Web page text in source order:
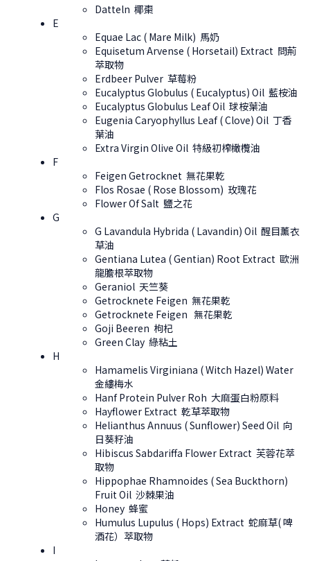
Datteln 椰棗
E
Equae Lac ( Mare Milk) 馬奶
Equisetum Arvense ( Horsetail) Extract 問荊
萃取物
Erdbeer Pulver 草莓粉
Eucalyptus Globulus ( Eucalyptus) Oil 藍桉油
Eucalyptus Globulus Leaf Oil 球桉葉油
Eugenia Caryophyllus Leaf ( Clove) Oil 丁香
葉油
Extra Virgin Olive Oil 特級初榨橄欖油
F
Feigen Getrocknet 無花果乾
Flos Rosae ( Rose Blossom) 玫瑰花
Flower Of Salt 鹽之花
G
G Lavandula Hybrida ( Lavandin) Oil 醒目薰衣
草油
Gentiana Lutea ( Gentian) Root Extract 歐洲
龍膽根萃取物
Geraniol 天竺葵
Getrocknete Feigen 無花果乾
Getrocknete Feigen 無花果乾
Goji Beeren 枸杞
Green Clay 綠粘土
H
Hamamelis Virginiana ( Witch Hazel) Water
金縷梅水
Hanf Protein Pulver Roh 大麻蛋白粉原料
Hayflower Extract 乾草萃取物
Helianthus Annuus ( Sunflower) Seed Oil 向
日葵籽油
Hibiscus Sabdariffa Flower Extract 芙蓉花萃
取物
Hippophae Rhamnoides ( Sea Buckthorn)
Fruit Oil 沙棘果油
Honey 蜂蜜
Humulus Lupulus ( Hops) Extract 蛇麻草( 啤
酒花）萃取物
I